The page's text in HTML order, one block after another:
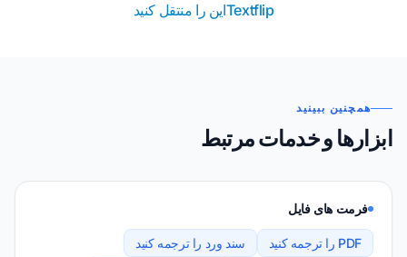
Textflipاین را منتقل کنید
همچنین ببینید
ابزارها و خدمات مرتبط
فرمت های فایل
PDF را ترجمه کنید
سند ورد را ترجمه کنید